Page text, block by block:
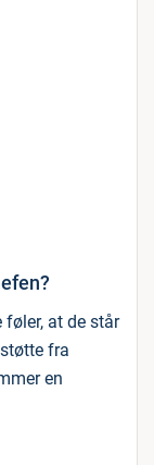
føler, at de står
fra
en